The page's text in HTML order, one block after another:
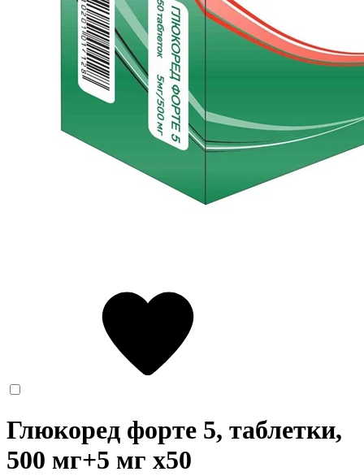
Глюкоред форте 5, таблетки,
500 мг+5 мг x50